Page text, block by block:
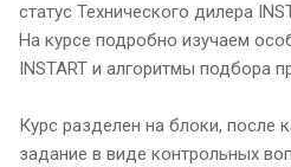
статус Технического дилера
На курсе подробно изучаем
INSTART и алгоритмы подбора
Курс разделен на блоки, после
задание в виде контрольных